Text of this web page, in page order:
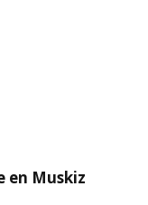
en Muskiz